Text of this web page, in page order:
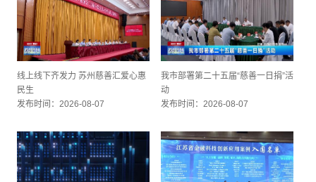
线上线下齐发力 苏州慈善汇爱心惠
民生
发布时间：2026-08-07
我市部署第二十五届“慈善一日捐”活
动
发布时间：2026-08-07